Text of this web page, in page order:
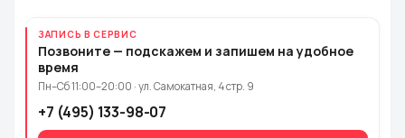
ЗАПИСЬ В СЕРВИС
Позвоните — подскажем и запишем на удобное
время
Пн–Сб 11:00–20:00 · ул. Самокатная, 4 стр. 9
+7 (495) 133-98-07